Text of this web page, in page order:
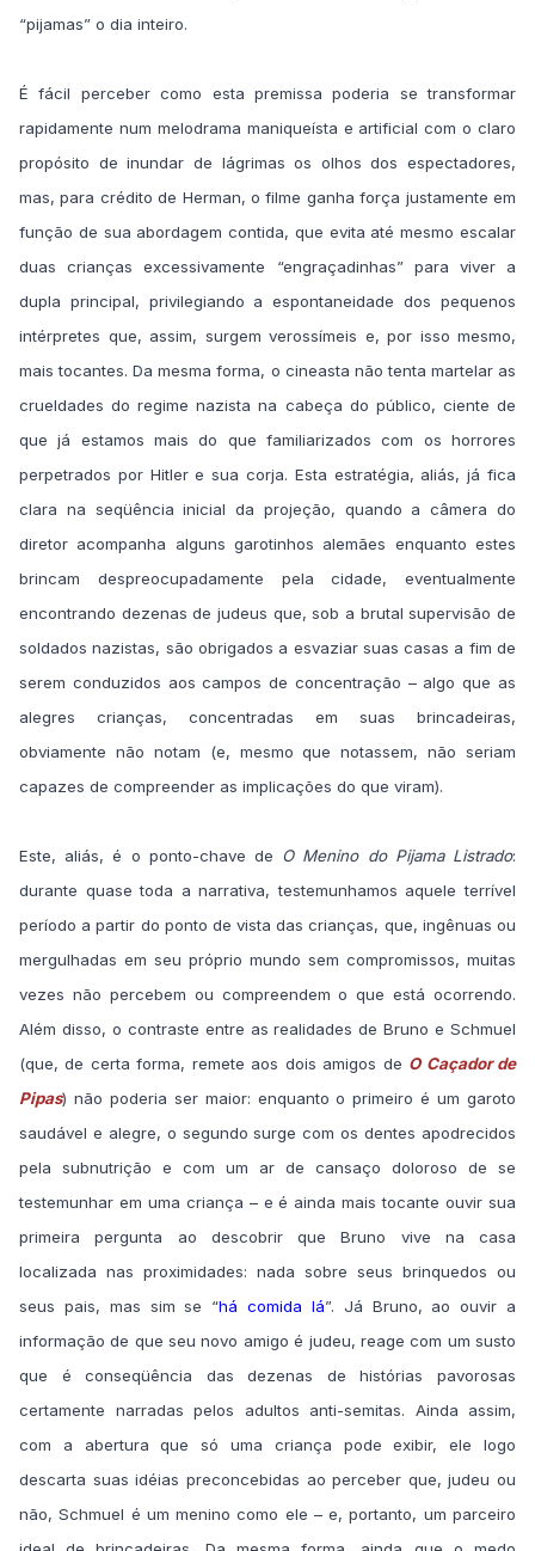
“pijamas” o dia inteiro.
É fácil perceber como esta premissa poderia se transformar
rapidamente num melodrama maniqueísta e artificial com o claro
propósito de inundar de lágrimas os olhos dos espectadores,
mas, para crédito de Herman, o filme ganha força justamente em
função de sua abordagem contida, que evita até mesmo escalar
duas crianças excessivamente “engraçadinhas” para viver a
dupla principal, privilegiando a espontaneidade dos pequenos
intérpretes que, assim, surgem verossímeis e, por isso mesmo,
mais tocantes. Da mesma forma, o cineasta não tenta martelar as
crueldades do regime nazista na cabeça do público, ciente de
que já estamos mais do que familiarizados com os horrores
perpetrados por Hitler e sua corja. Esta estratégia, aliás, já fica
clara na seqüência inicial da projeção, quando a câmera do
diretor acompanha alguns garotinhos alemães enquanto estes
brincam despreocupadamente pela cidade, eventualmente
encontrando dezenas de judeus que, sob a brutal supervisão de
soldados nazistas, são obrigados a esvaziar suas casas a fim de
serem conduzidos aos campos de concentração – algo que as
alegres crianças, concentradas em suas brincadeiras,
obviamente não notam (e, mesmo que notassem, não seriam
capazes de compreender as implicações do que viram).
Este, aliás, é o ponto-chave de O Menino do Pijama Listrado:
durante quase toda a narrativa, testemunhamos aquele terrível
período a partir do ponto de vista das crianças, que, ingênuas ou
mergulhadas em seu próprio mundo sem compromissos, muitas
vezes não percebem ou compreendem o que está ocorrendo.
Além disso, o contraste entre as realidades de Bruno e Schmuel
(que, de certa forma, remete aos dois amigos de O Caçador de
Pipas) não poderia ser maior: enquanto o primeiro é um garoto
saudável e alegre, o segundo surge com os dentes apodrecidos
pela subnutrição e com um ar de cansaço doloroso de se
testemunhar em uma criança – e é ainda mais tocante ouvir sua
primeira pergunta ao descobrir que Bruno vive na casa
localizada nas proximidades: nada sobre seus brinquedos ou
seus pais, mas sim se “há comida lá”. Já Bruno, ao ouvir a
informação de que seu novo amigo é judeu, reage com um susto
que é conseqüência das dezenas de histórias pavorosas
certamente narradas pelos adultos anti-semitas. Ainda assim,
com a abertura que só uma criança pode exibir, ele logo
descarta suas idéias preconcebidas ao perceber que, judeu ou
não, Schmuel é um menino como ele – e, portanto, um parceiro